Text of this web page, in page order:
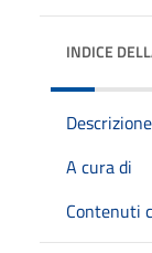
INDICE
Descrizione
A cura di
Contenuti